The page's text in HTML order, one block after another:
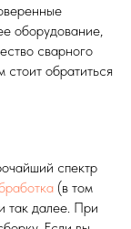
оборудование,
сварного
обратиться
спектр
(в том
так далее. При